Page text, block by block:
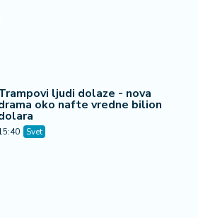
ljudi dolaze - nova
oko nafte vredne bilion
Svet